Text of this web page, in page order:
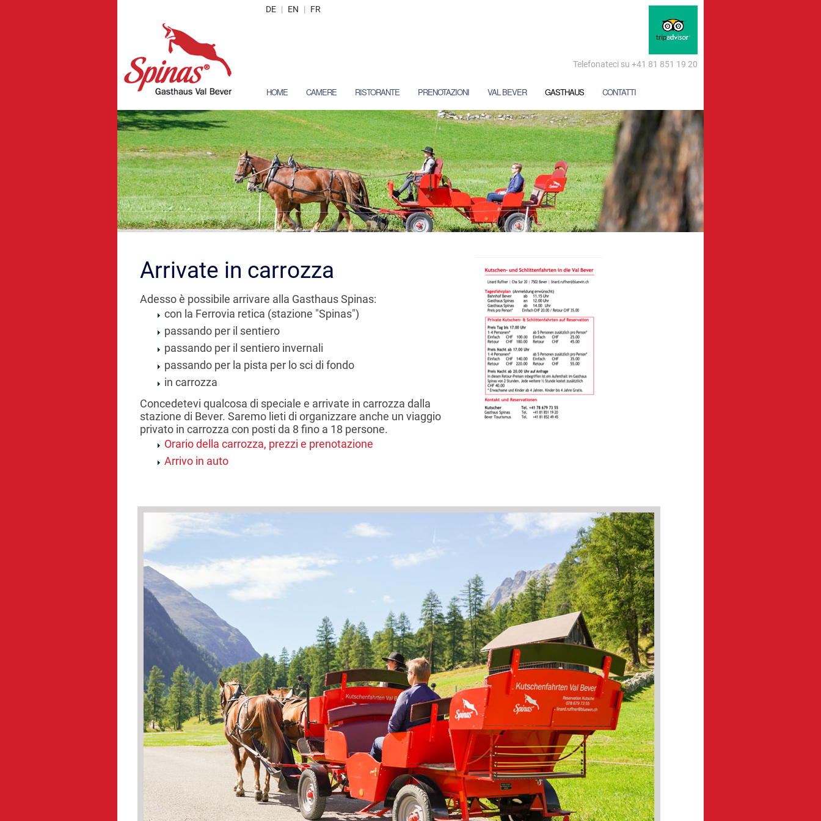
DE | EN | FR
Telefonateci su +41 81 851 19 20
HOME CAMERE RISTORANTE PRENOTAZIONI VAL BEVER GASTHAUS CONTATTI
Arrivate in carrozza
Adesso è possibile arrivare alla Gasthaus Spinas:
con la Ferrovia retica (stazione "Spinas")
passando per il sentiero
passando per il sentiero invernali
passando per la pista per lo sci di fondo
in carrozza
Concedetevi qualcosa di speciale e arrivate in carrozza dalla
stazione di Bever. Saremo lieti di organizzare anche un viaggio
privato in carrozza con posti da 8 fino a 18 persone.
Orario della carrozza, prezzi e prenotazione
Arrivo in auto